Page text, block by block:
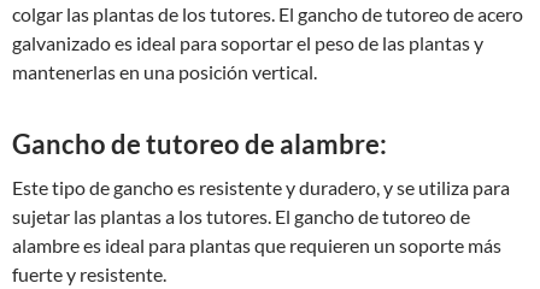
colgar las plantas de los tutores. El gancho de tutoreo de acero
galvanizado es ideal para soportar el peso de las plantas y
mantenerlas en una posición vertical.
Gancho de tutoreo de alambre:
Este tipo de gancho es resistente y duradero, y se utiliza para
sujetar las plantas a los tutores. El gancho de tutoreo de
alambre es ideal para plantas que requieren un soporte más
fuerte y resistente.